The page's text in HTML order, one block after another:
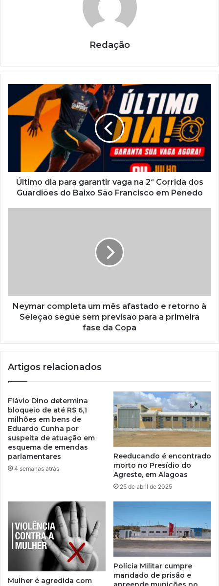
Redação
Último dia para garantir vaga na 2ª Corrida dos
Guardiões do Baixo São Francisco em Penedo
Neymar completa um mês afastado e retorno à
Seleção segue sem previsão para a primeira
fase da Copa
Artigos relacionados
Flávio Dino determina
bloqueio de até R$ 6,1
milhões em bens de
Eduardo Cunha por
suspeita de atuação em
esquema de emendas
parlamentares
4 semanas atrás
Reeducando é encontrado
morto no Presídio do
Agreste, em Alagoas
25 de abril de 2025
Mulher é agredida com
Polícia Militar cumpre
mandado de prisão e